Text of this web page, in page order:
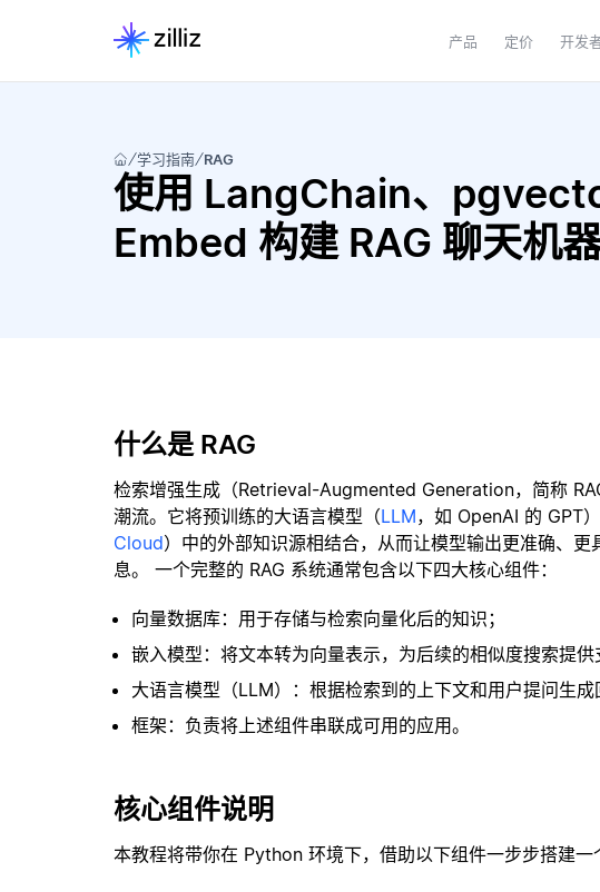
产品 定价 开发
学习指南 RAG
使用 LangChain、
Embed 构建 RAG 聊天机
什么是 RAG
检索增强生成（Retrieval-Augmented Generation，简称
潮流。它将预训练的大语言模型（LLM，如 OpenAI 的 GPT
Cloud）中的外部知识源相结合，从而让模型输出更准确、
息。 一个完整的 RAG 系统通常包含以下四大核心组件：
向量数据库：用于存储与检索向量化后的知识；
嵌入模型：将文本转为向量表示，为后续的相似度搜索提供
大语言模型（LLM）：根据检索到的上下文和用户提问生成
框架：负责将上述组件串联成可用的应用。
核心组件说明
本教程将带你在 Python 环境下，借助以下组件一步步搭建一